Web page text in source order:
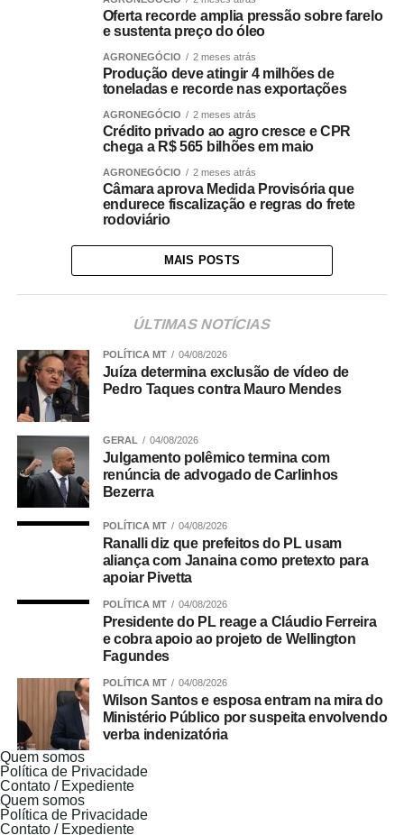
Oferta recorde amplia pressão sobre farelo
e sustenta preço do óleo
AGRONEGÓCIO 2 meses atrás
Produção deve atingir 4 milhões de
toneladas e recorde nas exportações
AGRONEGÓCIO 2 meses atrás
Crédito privado ao agro cresce e CPR
chega a R$ 565 bilhões em maio
AGRONEGÓCIO 2 meses atrás
Câmara aprova Medida Provisória que
endurece fiscalização e regras do frete
rodoviário
MAIS POSTS
ÚLTIMAS NOTÍCIAS
POLÍTICA MT 04/08/2026
Juíza determina exclusão de vídeo de
Pedro Taques contra Mauro Mendes
GERAL 04/08/2026
Julgamento polêmico termina com
renúncia de advogado de Carlinhos
Bezerra
POLÍTICA MT 04/08/2026
Ranalli diz que prefeitos do PL usam
aliança com Janaina como pretexto para
apoiar Pivetta
POLÍTICA MT 04/08/2026
Presidente do PL reage a Cláudio Ferreira
e cobra apoio ao projeto de Wellington
Fagundes
POLÍTICA MT 04/08/2026
Wilson Santos e esposa entram na mira do
Ministério Público por suspeita envolvendo
verba indenizatória
Quem somos
Política de Privacidade
Contato / Expediente
Quem somos
Política de Privacidade
Contato / Expediente